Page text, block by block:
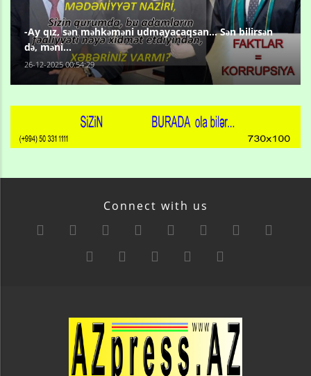
-Ay qız, sən məhkəməni udmayacaqsan... Sən bilirsən
də, məni...
26-12-2025 00:54:29
Connect with us